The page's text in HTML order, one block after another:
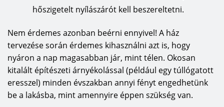
hőszigetelt nyílászárót kell beszereltetni.
Nem érdemes azonban beérni ennyivel! A ház
tervezése során érdemes kihasználni azt is, hogy
nyáron a nap magasabban jár, mint télen. Okosan
kitalált építészeti árnyékolással (például egy túllógatott
eresszel) minden évszakban annyi fényt engedhetünk
be a lakásba, mint amennyire éppen szükség van.